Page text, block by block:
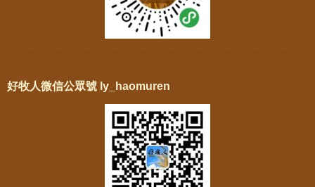
好牧人微信公眾號 ly_haomuren